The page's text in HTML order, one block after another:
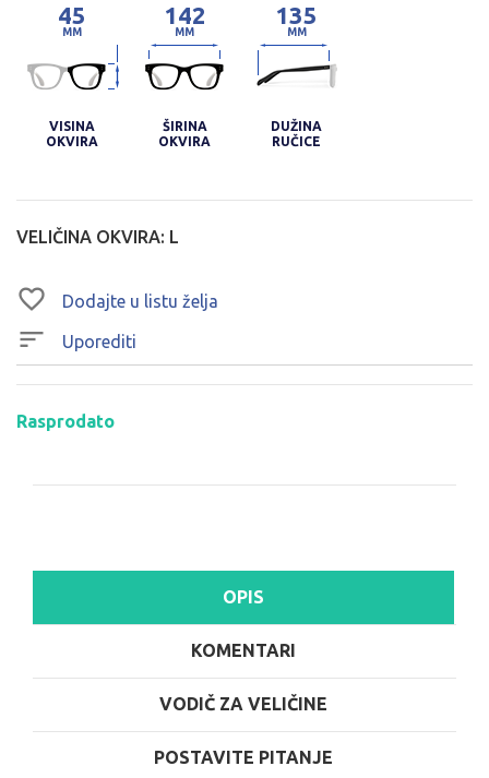
45
MM
VISINA
OKVIRA
142
MM
ŠIRINA
OKVIRA
135
MM
DUŽINA
RUČICE
VELIČINA OKVIRA: L
Dodajte u listu želja
Uporediti
Rasprodato
OPIS
KOMENTARI
VODIČ ZA VELIČINE
POSTAVITE PITANJE